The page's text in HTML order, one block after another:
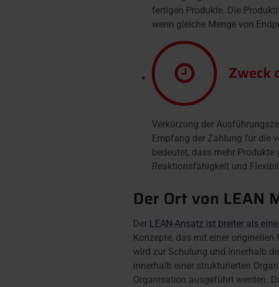
fertigen Produkte. Die
wenn gleiche Menge von
Zweck
Verkürzung der
Empfang der Zahlung für die
bedeutet, dass mehr
Reaktionsfähigkeit und
Der Ort von LEAN
Der LEAN-Ansatz ist breiter als
Konzepte, das mit einer
wird zur Schulung und innerhalb
innerhalb einer strukturierten
Organisation ausgeführt werden.